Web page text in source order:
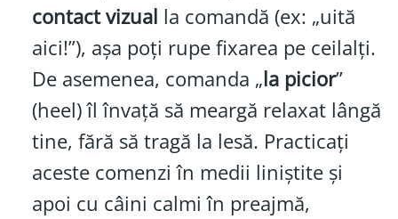
contact vizual la comandă (ex: „uită
aici!”), așa poți rupe fixarea pe ceilalți.
De asemenea, comanda „la picior”
(heel) îl învață să meargă relaxat lângă
tine, fără să tragă la lesă. Practicați
aceste comenzi în medii liniștite și
apoi cu câini calmi în preajmă,